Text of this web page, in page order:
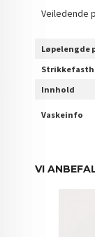
Veiledende
Løpelengde
Innhold
Vaskeinfo
VI